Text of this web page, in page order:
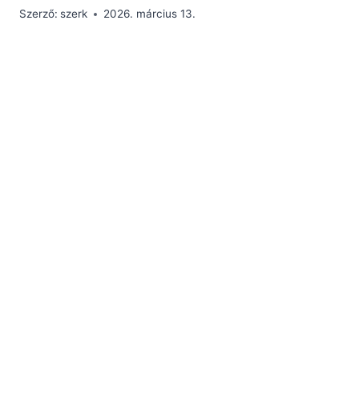
Szerző: szerk 2026. március 13.